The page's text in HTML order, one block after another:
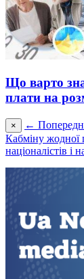
Що варто
плати на
× ←
Кабміну жодної
націоналістів і